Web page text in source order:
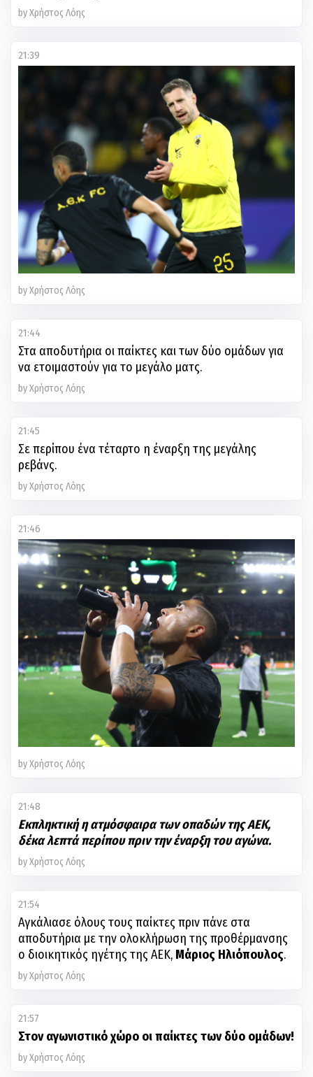
by Χρήστος Λόης
21:39
by Χρήστος Λόης
21:44
Στα αποδυτήρια οι παίκτες και των δύο ομάδων για
να ετοιμαστούν για το μεγάλο ματς.
by Χρήστος Λόης
21:45
Σε περίπου ένα τέταρτο η έναρξη της μεγάλης
ρεβάνς.
by Χρήστος Λόης
21:46
by Χρήστος Λόης
21:48
Εκπληκτική η ατμόσφαιρα των οπαδών της ΑΕΚ,
δέκα λεπτά περίπου πριν την έναρξη του αγώνα.
by Χρήστος Λόης
21:54
Αγκάλιασε όλους τους παίκτες πριν πάνε στα
αποδυτήρια με την ολοκλήρωση της προθέρμανσης
ο διοικητικός ηγέτης της ΑΕΚ, Μάριος Ηλιόπουλος.
by Χρήστος Λόης
21:57
Στον αγωνιστικό χώρο οι παίκτες των δύο ομάδων!
by Χρήστος Λόης